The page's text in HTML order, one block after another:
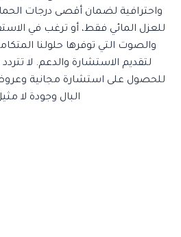
واحترافية لضمان أقصى درجات
للعزل المائي فقط، أو ترغب في
والصوت التي توفرها حلولنا
لتقديم الاستشارة والدعم. لا
للحصول على استشارة مجانية
البال وجودة لا